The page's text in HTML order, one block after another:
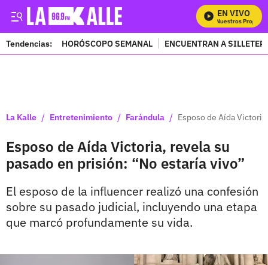
EN VIVO
Mira Todos Nuestros Programas
Tendencias: HORÓSCOPO SEMANAL ENCUENTRAN A
La Kalle / Entretenimiento / Farándula / Esposo de Aída
Esposo de Aída Victoria, revela su
pasado en prisión: “No estaría vivo”
El esposo de la influencer realizó una confesión
sobre su pasado judicial, incluyendo una etapa
que marcó profundamente su vida.